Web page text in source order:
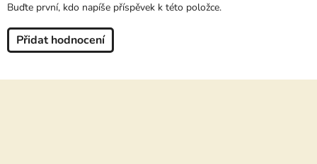
Buďte první, kdo napíše příspěvek k této položce.
Přidat hodnocení